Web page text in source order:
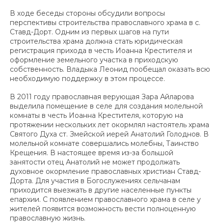
В ходе беседы стороны обсудили вопросы
перспективы строительства православного храма в с.
Ставд-Дорт. Одним из первых шагов на пути
строительства храма должна стать юридическая
регистрация прихода в честь Иоанна Крестителя и
оформление земельного участка в приходскую
собственность. Владыка Леонид пообещал оказать всю
необходимую поддержку в этом процессе.
В 2011 году православная верующая Зара Айларова
выделила помещение в селе для создания молельной
комнаты в честь Иоанна Крестителя, которую на
протяжении нескольких лет окормлял настоятель храма
Святого Духа ст. Змейской иерей Анатолий Голоднов. В
молельной комнате совершались молебны, Таинство
Крещения. В настоящее время из-за большой
занятости отец Анатолий не может продолжать
духовное окормление православных христиан Ставд-
Дорта. Для участия в Богослужениях сельчанам
приходится выезжать в другие населенные пункты
епархии. С появлением православного храма в селе у
жителей появится возможность вести полноценную
православную жизнь.